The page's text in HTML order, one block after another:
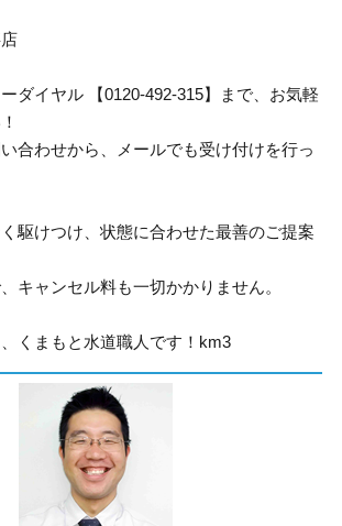
ダイヤル 【0120-492-315】まで、お気軽
合わせから、メールでも受け付けを行っ
駆けつけ、状態に合わせた最善のご提案
キャンセル料も一切かかりません。
くまもと水道職人です！km3